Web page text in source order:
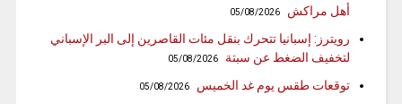
أهل مراكش
05/08/2026
رويترز: إسبانيا تتحرك بنقل مئات القاصرين إلى البر الإسباني
لتخفيف الضغط عن سبتة
05/08/2026
توقعات طقس يوم غد الخميس 05/08/2026